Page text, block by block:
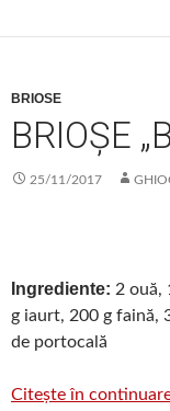
BRIOSE
BRIOȘE
25/11/2017
Ingrediente: 2 ouă,
g iaurt, 200 g faină,
de portocală
Citește în